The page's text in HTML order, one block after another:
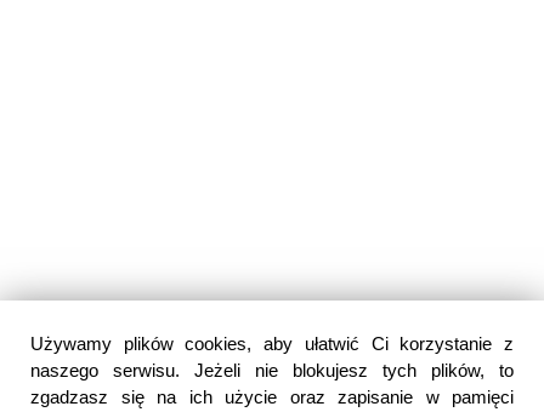
Używamy plików cookies, aby ułatwić Ci korzystanie z
naszego serwisu. Jeżeli nie blokujesz tych plików, to
zgadzasz się na ich użycie oraz zapisanie w pamięci